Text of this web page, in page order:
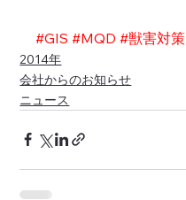
#GIS #MQD #獣害対策
2014年
会社からのお知らせ
ニュース